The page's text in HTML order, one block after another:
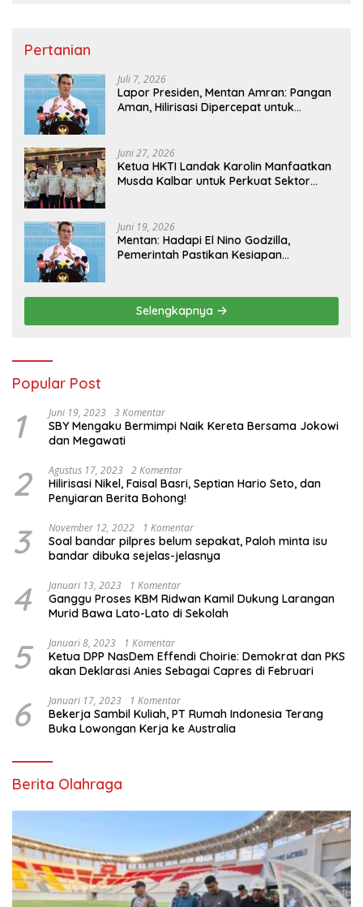
Pertanian
Juli 7, 2026
Lapor Presiden, Mentan Amran: Pangan
Aman, Hilirisasi Dipercepat untuk
Juni 27, 2026
Ketua HKTI Landak Karolin Manfaatkan
Musda Kalbar untuk Perkuat Sektor
Juni 19, 2026
Mentan: Hadapi El Nino Godzilla,
Pemerintah Pastikan Kesiapan
Selengkapnya
Popular Post
1 Juni 19, 2023 3 Komentar
SBY Mengaku Bermimpi Naik Kereta Bersama Jokowi
dan Megawati
2 Agustus 17, 2023 2 Komentar
Hilirisasi Nikel, Faisal Basri, Septian Hario Seto, dan
Penyiaran Berita Bohong!
3 November 12, 2022 1 Komentar
Soal bandar pilpres belum sepakat, Paloh minta isu
bandar dibuka sejelas-jelasnya
4 Januari 13, 2023 1 Komentar
Ganggu Proses KBM Ridwan Kamil Dukung Larangan
Murid Bawa Lato-Lato di Sekolah
5 Januari 8, 2023 1 Komentar
Ketua DPP NasDem Effendi Choirie: Demokrat dan PKS
akan Deklarasi Anies Sebagai Capres di Februari
6 Januari 17, 2023 1 Komentar
Bekerja Sambil Kuliah, PT Rumah Indonesia Terang
Buka Lowongan Kerja ke Australia
Berita Olahraga